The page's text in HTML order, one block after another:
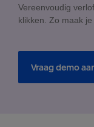
Vereenvoudig
klikken. Zo maak
Vraag demo